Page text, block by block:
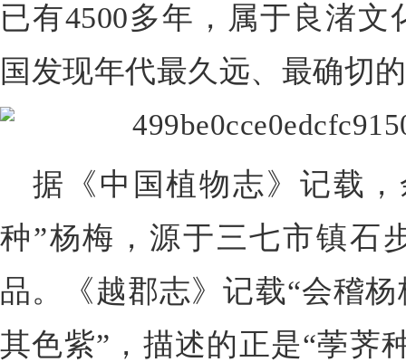
已有4500多年，属于良渚
国发现年代最久远、最确切
据《中国植物志》记载
种”杨梅，源于三七市镇石
品。《越郡志》记载“会稽
其色紫”，描述的正是“荸荠